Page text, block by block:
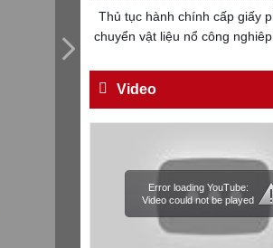
TẬN TỤY
Đối với địch, phải
CƯƠNG QUYẾT, KHÔN
Trích thư Chủ tịch Hồ
Thủ tục hành chính cấp giấy
chuyển vật liệu nổ công nghiêp
Video
Error loading YouTube:
Video could not be played